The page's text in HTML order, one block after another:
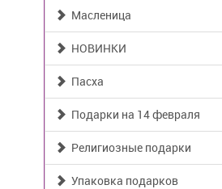
Масленица
НОВИНКИ
Пасха
Подарки на 14 февраля
Религиозные подарки
Упаковка подарков